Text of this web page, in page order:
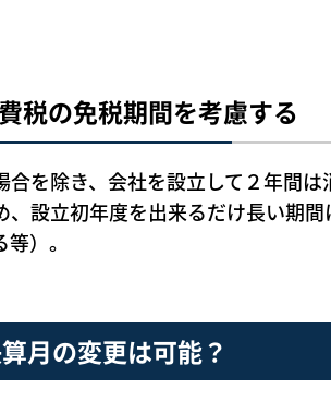
税の免税期間を考慮する
合を除き、会社を設立して２年間は
、設立初年度を出来るだけ長い期
）。
月の変更は可能？